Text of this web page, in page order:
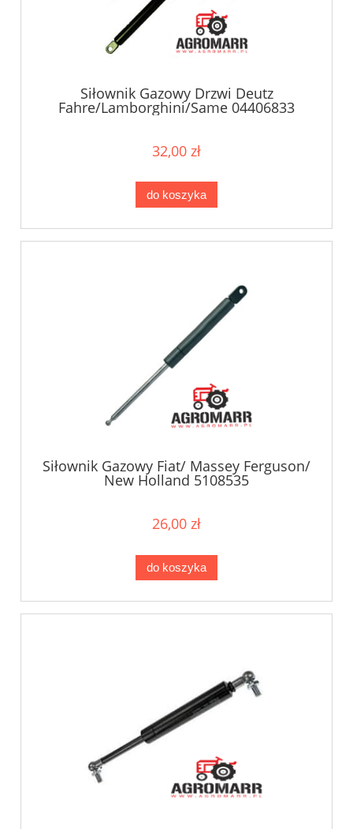
Siłownik Gazowy Drzwi Deutz
Fahre/Lamborghini/Same 04406833
32,00 zł
do koszyka
Siłownik Gazowy Fiat/ Massey Ferguson/
New Holland 5108535
26,00 zł
do koszyka